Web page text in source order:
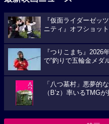
『仮面ライダーゼッ
ニティ』オフショッ
『つりこまち』2026
で“釣りで五輪金メダ
「八つ墓村」悪夢的
（B’z）率いるTMGが